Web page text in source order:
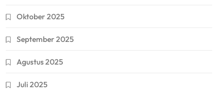
Oktober 2025
September 2025
Agustus 2025
Juli 2025